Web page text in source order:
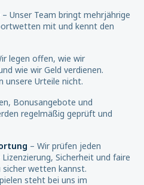
– Unser Team bringt mehrjährige
mit und kennt den
legen offen, wie wir
wie wir Geld verdienen.
unsere Urteile nicht.
Bonusangebote und
regelmäßig geprüft und
– Wir prüfen jeden
Sicherheit und faire
sicher wetten kannst.
steht bei uns im